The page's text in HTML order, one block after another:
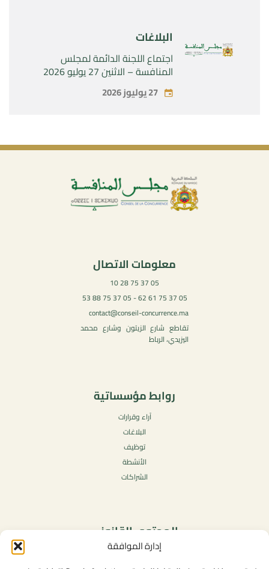
إدارة الموافقة
البلاغات
اجتماع اللجنة الدائمة لمجلس
المنافسة – الاثنين 27 يوليو 2026
27 يوليوز 2026
معلومات الاتصال
05 37 75 28 10
05 37 75 61 62 - 05 37 75 88 53
contact@conseil-concurrence.ma
تقاطع شارع الزيتون وشارع محمد
اليزيدي، الرباط
روابط مؤسساتية
آراء وقرارات
البلاغات
توظيف
الأنشطة
الشراكات
المحتوى القانوني
سياسة الخصوصية